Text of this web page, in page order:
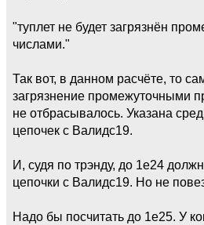
"туплет не будет загрязнён
числами."
Так вот, в данном расчёте, то
загрязнение промежуточными
не отбрасывалось. Указана
цепочек с Валидс19.
И, судя по трэнду, до 1е24
цепочки с Валидс19. Но не
Надо бы посчитать до 1е25. У